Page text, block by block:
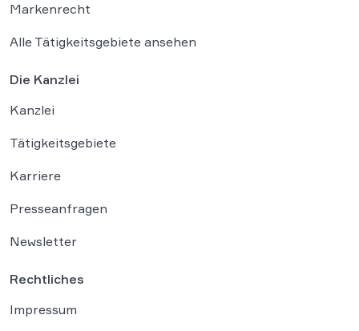
Markenrecht
Alle Tätigkeitsgebiete ansehen
Die Kanzlei
Kanzlei
Tätigkeitsgebiete
Karriere
Presseanfragen
Newsletter
Rechtliches
Impressum